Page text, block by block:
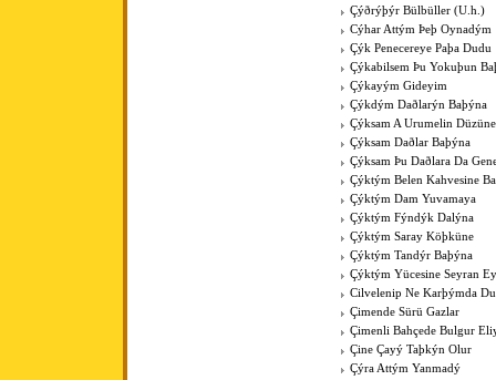
Çýðrýþýr Bülbüller (U.h.)
Cýhar Attým Þeþ Oynadým
Çýk Penecereye Paþa Dudu
Çýkabilsem Þu Yokuþun
Çýkayým Gideyim
Çýkdým Daðlarýn Baþýna
Çýksam A Urumelin Düzüne
Çýksam Daðlar Baþýna
Çýksam Þu Daðlara Da
Çýktým Belen Kahvesine
Çýktým Dam Yuvamaya
Çýktým Fýndýk Dalýna
Çýktým Saray Köþküne
Çýktým Tandýr Baþýna
Çýktým Yücesine Seyran
Cilvelenip Ne Karþýmda
Çimende Sürü Gazlar
Çimenli Bahçede Bulgur
Çine Çayý Taþkýn Olur
Çýra Attým Yanmadý